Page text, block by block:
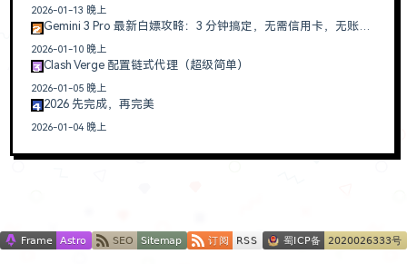
2026-01-13 晚上
2 Gemini 3 Pro 最新白嫖攻略：3 分钟搞定，无需信用卡，无账号限制
2026-01-10 晚上
3 Clash Verge 配置链式代理（超级简单）
2026-01-05 晚上
4 2026 先完成，再完美
2026-01-04 晚上